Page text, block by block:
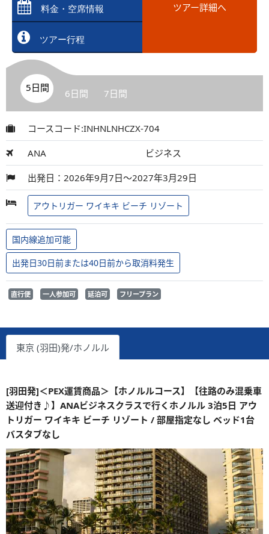
料金・空席情報
ツアー行程
ツアー詳細へ
5日間 6日間 7日間
コースコード:INHNLNHCZX-704
ANA ビジネス
出発日：2026年9月7日～2027年3月29日
アウトリガー ワイキキ ビーチ リゾート
国内線追加可能
出発日30日前または40日前から取消料発生
直行便 一人参加可 延泊可 フリープラン
東京 (羽田)発/ホノルル
[羽田発]＜PEX運賃商品＞【ホノルルコース】【往路のみ混乗車
送迎付き♪】ANAビジネスクラスで行くホノルル 3泊5日 アウ
トリガー ワイキキ ビーチ リゾート / 部屋指定なし ベッド1台
バスタブなし